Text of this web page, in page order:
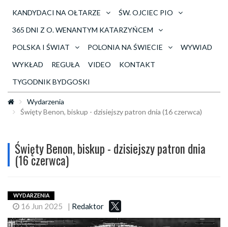
KANDYDACI NA OŁTARZE
ŚW. OJCIEC PIO
365 DNI Z O. WENANTYM KATARZYŃCEM
POLSKA I ŚWIAT
POLONIA NA ŚWIECIE
WYWIAD
WYKŁAD
REGUŁA VIDEO
KONTAKT
TYGODNIK BYDGOSKI
Wydarzenia
Święty Benon, biskup - dzisiejszy patron dnia (16 czerwca)
Święty Benon, biskup - dzisiejszy patron dnia
(16 czerwca)
WYDARZENIA
16 Jun 2025 | Redaktor